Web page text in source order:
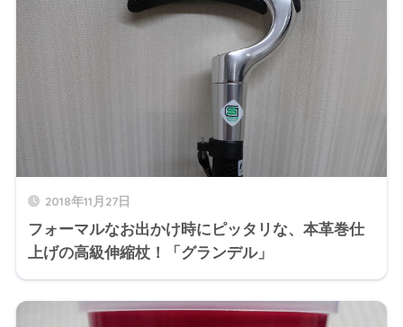
2018年11月27日
フォーマルなお出かけ時にピッタリな、本革巻仕
上げの高級伸縮杖！「グランデル」